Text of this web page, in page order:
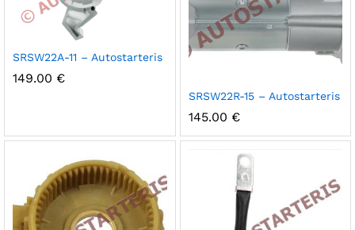
SRSW22A-11 – Autostarteris
149.00 €
SRSW22R-15 – Autostarteris
145.00 €